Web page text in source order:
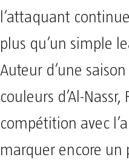
l’attaquant
plus qu’un simple
Auteur d’une
couleurs d’Al-
compétition avec
marquer encore un